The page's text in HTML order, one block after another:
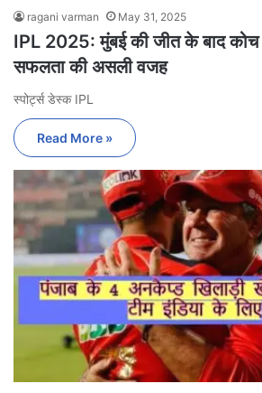
ragani varman May 31, 2025
IPL 2025: मुंबई की जीत के बाद कोच
सफलता की असली वजह
स्पोर्ट्स डेस्क IPL
Read More »